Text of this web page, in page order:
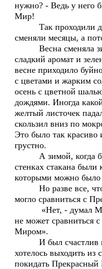
нужно? - Ведь у него
Мир!
Так проходили
сменяли месяцы, а
Весна сменяла
сладкий аромат и
весне приходило
с цветами и жарким
осень с цветной
дождями. Иногда
желтый листочек
скользил вниз по
Это было так красиво
грустно.
А зимой, когда
стенках стакана были
которыми можно было
Но разве все, что
могло сравниться с
«Нет, - думал
не может сравниться
Миром».
И был счастлив и
хотелось выходить из
покидать